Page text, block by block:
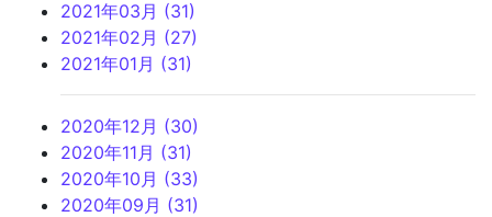
2021年03月 (31)
2021年02月 (27)
2021年01月 (31)
2020年12月 (30)
2020年11月 (31)
2020年10月 (33)
2020年09月 (31)